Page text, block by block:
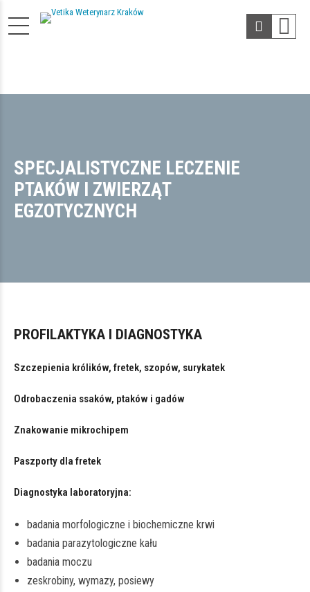
SPECJALISTYCZNE LECZENIE
PTAKÓW I ZWIERZĄT
EGZOTYCZNYCH
PROFILAKTYKA I DIAGNOSTYKA
Szczepienia królików, fretek, szopów, surykatek
Odrobaczenia ssaków, ptaków i gadów
Znakowanie mikrochipem
Paszporty dla fretek
Diagnostyka laboratoryjna:
badania morfologiczne i biochemiczne krwi
badania parazytologiczne kału
badania moczu
zeskrobiny, wymazy, posiewy